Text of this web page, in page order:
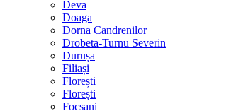
Deva
Doaga
Dorna Candrenilor
Drobeta-Turnu Severin
Durușa
Filiași
Florești
Florești
Focșani